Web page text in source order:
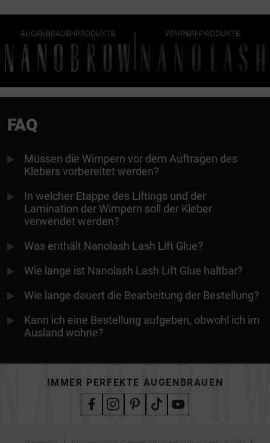
AUGENBRAUENPRODUKTE WIMPERNPRODUKTE
FAQ
Müssen die Wimpern vor dem Auftragen des
Klebers vorbereitet werden?
In welcher Etappe des Liftings und der
Lamination der Wimpern soll der Kleber
verwendet werden?
Was enthält Nanolash Lash Lift Glue?
Wie lange ist Nanolash Lash Lift Glue haltbar?
Wie lange dauert die Bearbeitung der Bestellung?
Kann ich eine Bestellung aufgeben, obwohl ich im
Ausland wohne?
IMMER PERFEKTE AUGENBRAUEN